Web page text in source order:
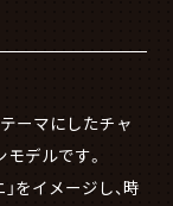
ーマにしたチャ
デルです。
をイメージし、時